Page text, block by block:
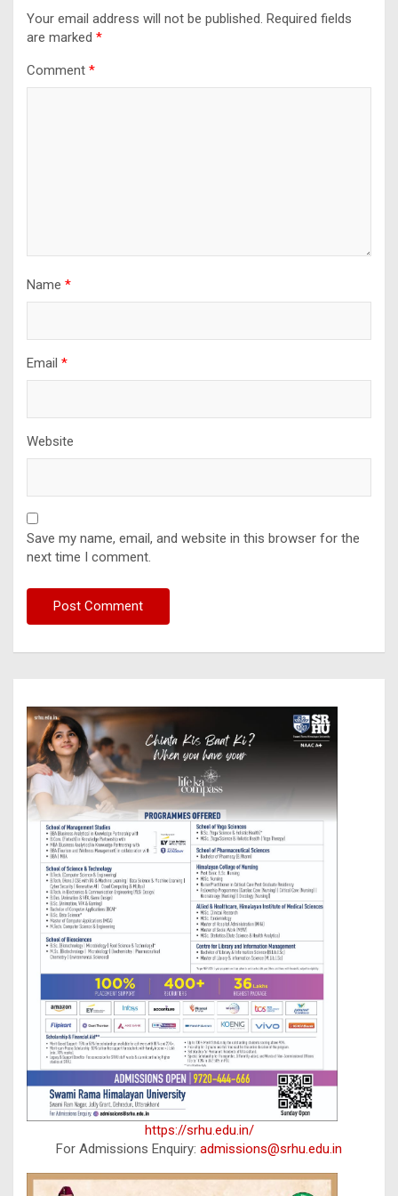
Your email address will not be published. Required fields
are marked *
Comment *
Name *
Email *
Website
Save my name, email, and website in this browser for the
next time I comment.
https://srhu.edu.in/
For Admissions Enquiry: admissions@srhu.edu.in